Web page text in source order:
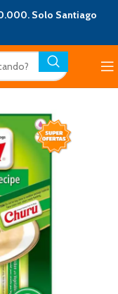
Solo Santiago